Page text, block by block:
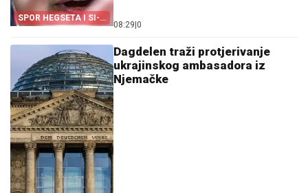
SPOR HEGSETA I SI-
EN-ENA
08:29 0
Dagdelen traži protjerivanje
ukrajinskog ambasadora iz
Njemačke